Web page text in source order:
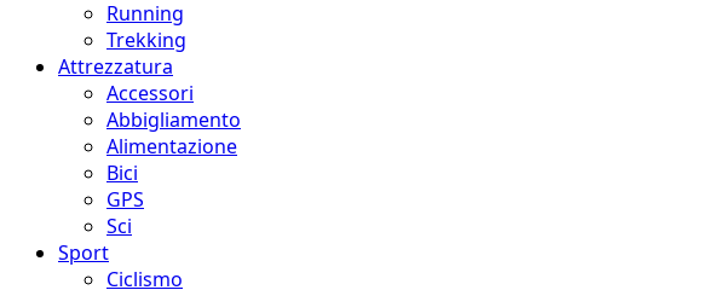
Running
Trekking
Attrezzatura
Accessori
Abbigliamento
Alimentazione
Bici
GPS
Sci
Sport
Ciclismo